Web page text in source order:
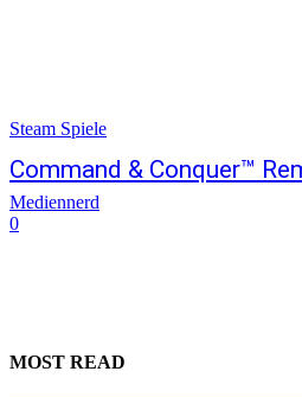
Steam Spiele
Command & Conquer™
Mediennerd
0
MOST READ